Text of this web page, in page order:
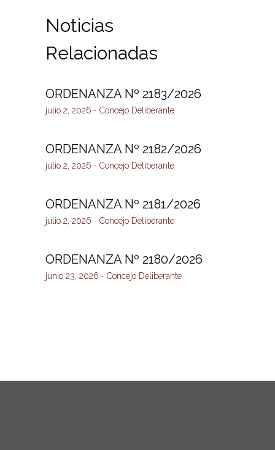
Noticias
Relacionadas
ORDENANZA Nº 2183/2026
julio 2, 2026 Concejo Deliberante
ORDENANZA Nº 2182/2026
julio 2, 2026 Concejo Deliberante
ORDENANZA Nº 2181/2026
julio 2, 2026 Concejo Deliberante
ORDENANZA Nº 2180/2026
junio 23, 2026 Concejo Deliberante